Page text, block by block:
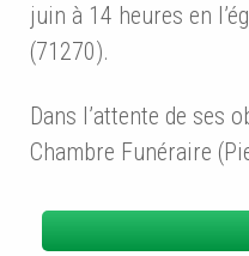
juin à 14 heures en
(71270).
Dans l’attente de ses
Chambre Funéraire